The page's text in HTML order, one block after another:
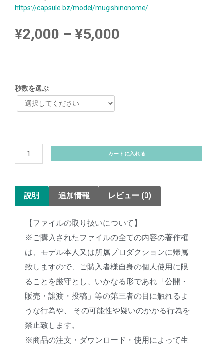
https://capsule.bz/model/mugishinonome/
¥2,000 – ¥5,000
秒数を選ぶ
カートに入れる
説明 追加情報 レビュー (0)
【ファイルの取り扱いについて】
※ご購入されたファイルの全ての内容の著作権
は、モデル本人又は所属プロダクションに帰属
致しますので、ご購入者様自身の個人使用に限
ることを厳守とし、いかなる形であれ「公開・
販売・譲渡・投稿」等の第三者の目に触れるよ
うな行為や、 その可能性や疑いのかかる行為を
禁止致します。
※商品の注文・ダウンロード・使用によって生